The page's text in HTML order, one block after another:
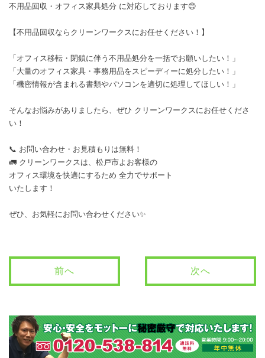
不用品回収・オフィス家具処分 に対応しております😊
【不用品回収ならクリーンワークスにお任せください！】
「オフィス移転・閉鎖に伴う不用品処分を一括でお願いしたい！」
「大量のオフィス家具・事務用品をスピーディーに処分したい！」
「機密情報が含まれる書類やパソコンを適切に処理してほしい！」
そんなお悩みがありましたら、ぜひ クリーンワークスにお任せくださ
い！
📞 お問い合わせ・お見積もりは無料！
🚛 クリーンワークスは、松戸市よお客様の
オフィス環境を快適にするため 全力でサポート
いたします！
ぜひ、お気軽にお問い合わせください✨
前へ 次へ